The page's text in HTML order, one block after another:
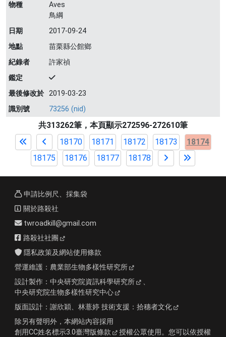
物種
Aves
鳥綱
日期
2017-09-24
地點
苗栗縣公館鄉
紀錄者
許家禎
鑑定
最後修改於 2019-03-23
識別號
73256 (nid)
共313262筆，本頁顯示272596-272610筆
18170
18171 18172 18173
18174
18175
18176 18177 18178
申請比例尺、採集袋
關於路殺社
twroadkill@gmail.com
路殺社社團
隱私政策及網站使用條款
營運維護： 農業部生物多樣性研究所
設計製作： 中央研究院資訊科學研究所
、
中央研究院生物多樣性研究中心
版面設計： 謝欣穎、林薏婷 技術支援： 拾穗者文化
除另有聲明外，本網站內容採用
創用CC姓名標示3.0臺灣版條款
授權公眾使用。您可以依授權